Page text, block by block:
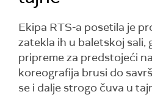
Ekipa RTS-a posetila je
zatekla ih u baletskoj sali,
pripreme za predstojeći
koreografija brusi do
se i dalje strogo čuva u